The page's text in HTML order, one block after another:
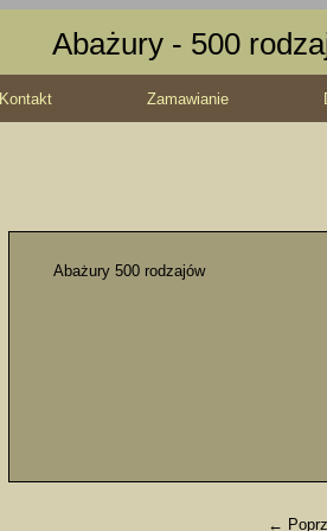
Abażury - 500
Kontakt Zamawianie
Abażury 500 rodzajów
←